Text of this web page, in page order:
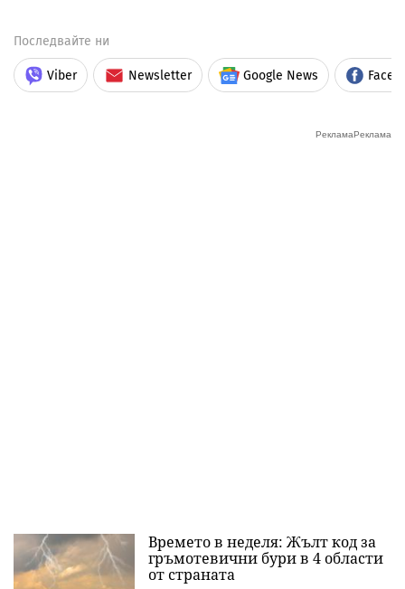
Последвайте ни
Viber Newsletter Google News
Времето в неделя: Жълт код за
гръмотевични бури в 4 области
от страната